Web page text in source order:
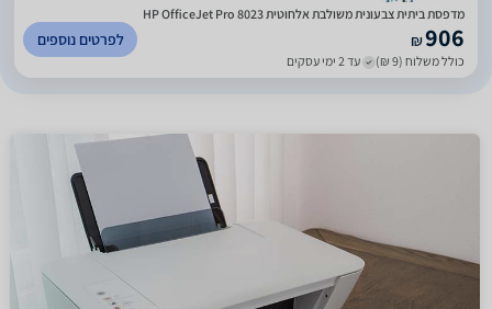
מדפסת ‏ביתית צבעונית משולבת אלחוטית HP OfficeJet Pro 8023
₪906
כולל משלוח (9 ₪) עד 2 ימי עסקים
לפרטים נוספים